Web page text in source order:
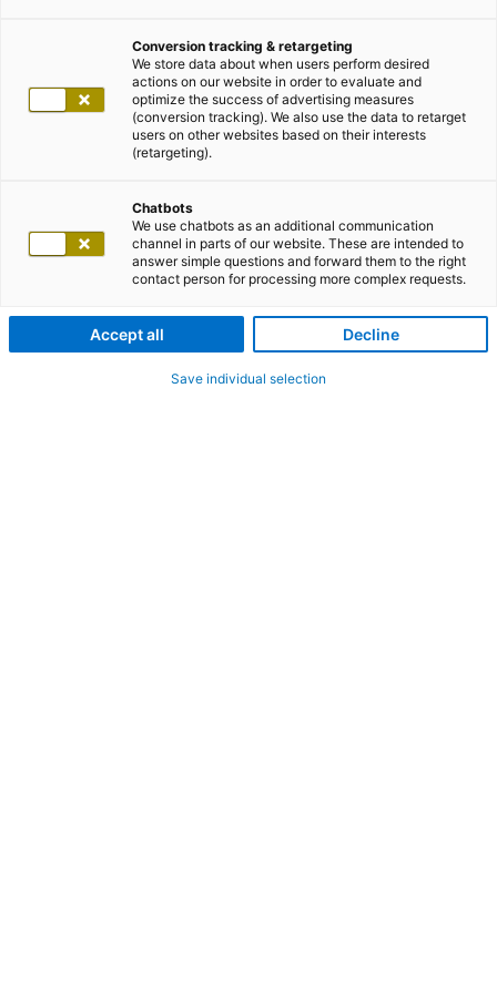
Conversion tracking & retargeting
We store data about when users perform desired
actions on our website in order to evaluate and
optimize the success of advertising measures
(conversion tracking). We also use the data to retarget
users on other websites based on their interests
(retargeting).
Chatbots
We use chatbots as an additional communication
channel in parts of our website. These are intended to
answer simple questions and forward them to the right
contact person for processing more complex requests.
Accept all Decline
Save individual selection